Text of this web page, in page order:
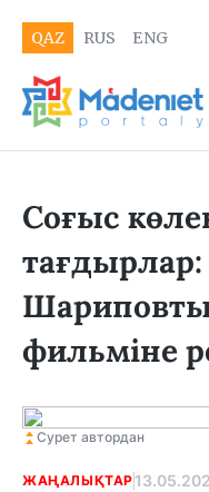
QAZ RUS ENG
Соғыс
фильміне
Сурет автордан
ЖАҢАЛЫҚТАР